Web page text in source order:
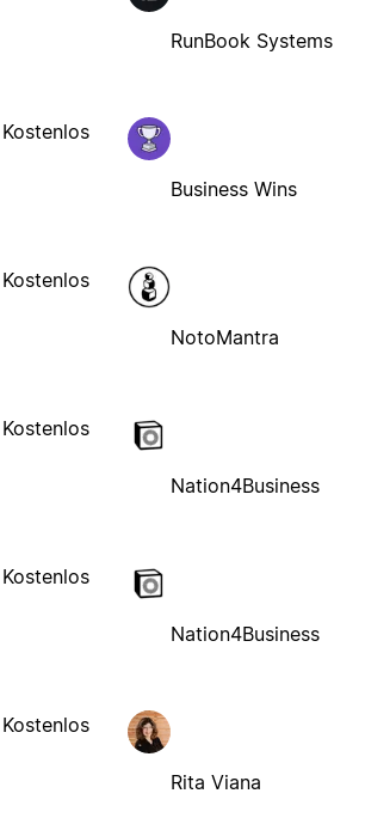
RunBook Systems
Kostenlos
Business Wins
Kostenlos
NotoMantra
Kostenlos
Nation4Business
Kostenlos
Nation4Business
Kostenlos
Rita Viana